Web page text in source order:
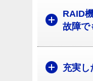
RAID
故障で
充実し